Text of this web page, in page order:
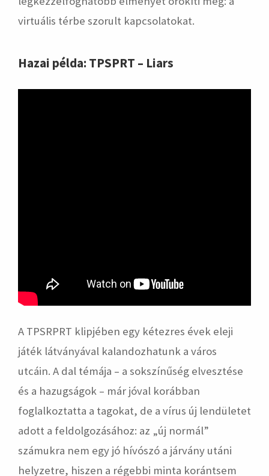
virtuális térbe szorult kapcsolatokat.
Hazai példa: TPSPRT – Liars
A TPSRPRT klipjében egy kétezres évek eleji
játék látványával kalandozhatunk a város
utcáin. A dal témája – a sokszínűség elvesztése
és a hazugságok – már jóval korábban
foglalkoztatta a tagokat, de a vírus új lendületet
adott a feldolgozásához: az „új normál”
számukra nem egy jó hívószó a járvány utáni
helyzetre, hiszen a régebbi minta korántsem